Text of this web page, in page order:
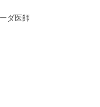
ダ医師